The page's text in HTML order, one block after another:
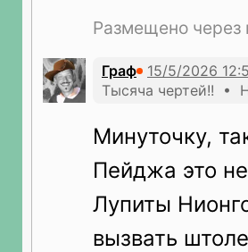
Размещено через
Граф
Тысяча чертей!! •
Минуточку,
Пейджа это
Лупиты
вызвать